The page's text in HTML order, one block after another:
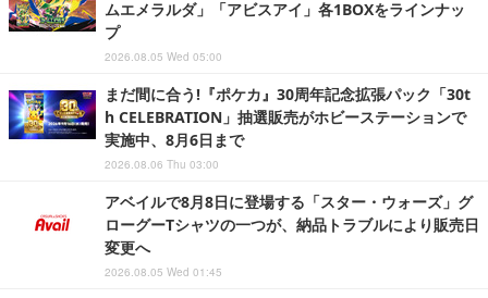
ムエメラルダ」「アビスアイ」各1BOXをラインナッ
プ
2026.08.05 Wed 05:00
まだ間に合う!『ポケカ』30周年記念拡張パック「30t
h CELEBRATION」抽選販売がホビーステーションで
実施中、8月6日まで
2026.08.06 Thu 03:00
アベイルで8月8日に登場する「スター・ウォーズ」グ
ローグーTシャツの一つが、納品トラブルにより販売日
変更へ
2026.08.05 Wed 01:45